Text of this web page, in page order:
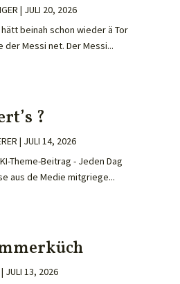
| JULI 20, 2026
beinah schon wieder ä Tor
der Messi net. Der Messi...
?
| JULI 14, 2026
Theme-Beitrag - Jeden Dag
aus de Medie mitgriege...
| JULI 13, 2026